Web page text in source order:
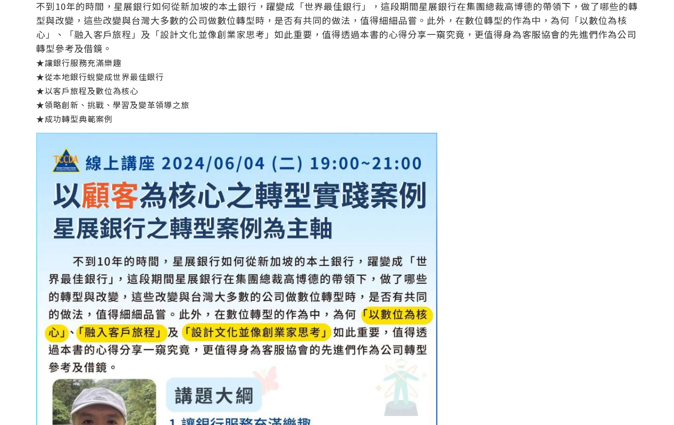
不到10年的時間，星展銀行如何從新加坡的本土銀行，躍變成「世界最佳銀行」，這段期間星展銀行在集團總裁高博德的帶領下，做了哪些的轉
型與改變，這些改變與台灣大多數的公司做數位轉型時，是否有共同的做法，值得細細品嘗。此外，在數位轉型的作為中，為何「以數位為核
心」、「融入客戶旅程」及「設計文化並像創業家思考」如此重要，值得透過本書的心得分享一窺究竟，更值得身為客服協會的先進們作為公司
轉型參考及借鏡。
★讓銀行服務充滿樂趣
★從本地銀行蛻變成世界最佳銀行
★以客戶旅程及數位為核心
★領略創新、挑戰、學習及變革領導之旅
★成功轉型典範案例